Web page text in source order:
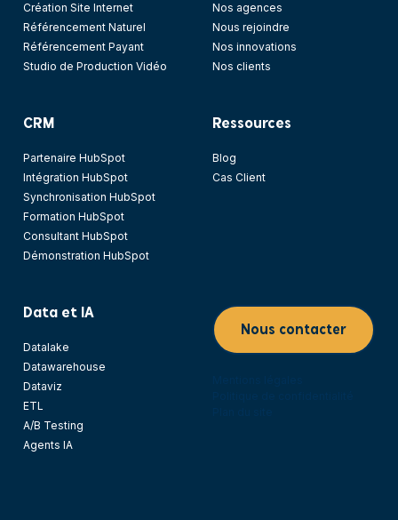
Création Site Internet
Référencement Naturel
Référencement Payant
Studio de Production Vidéo
CRM
Partenaire HubSpot
Intégration HubSpot
Synchronisation HubSpot
Formation HubSpot
Consultant HubSpot
Démonstration HubSpot
Data et IA
Datalake
Datawarehouse
Dataviz
ETL
A/B Testing
Agents IA
Nos agences
Nous rejoindre
Nos innovations
Nos clients
Ressources
Blog
Cas Client
Nous contacter